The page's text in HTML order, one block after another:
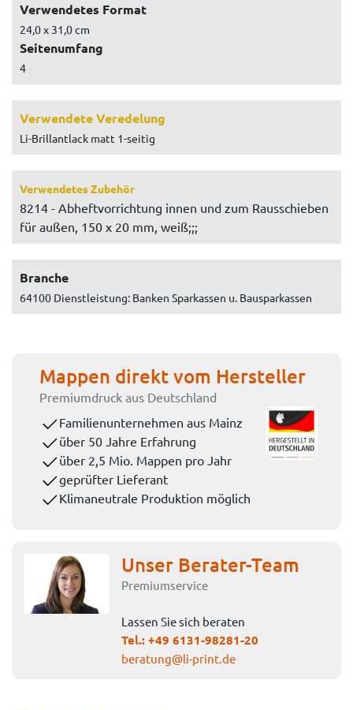
Verwendetes Format
24,0 x 31,0 cm
Seitenumfang
4
Verwendete Veredelung
Li-Brillantlack matt 1-seitig
Verwendetes Zubehör
8214 - Abheftvorrichtung innen und zum Rausschieben
für außen, 150 x 20 mm, weiß;;;
Branche
64100 Dienstleistung: Banken Sparkassen u. Bausparkassen
Mappen direkt vom Hersteller
Premiumdruck aus Deutschland
Familienunternehmen aus Mainz
über 50 Jahre Erfahrung
über 2,5 Mio. Mappen pro Jahr
geprüfter Lieferant
Klimaneutrale Produktion möglich
Unser Berater-Team
Premiumservice
Lassen Sie sich beraten
Tel.:+49 6131-98281-20
beratung@li-print.de